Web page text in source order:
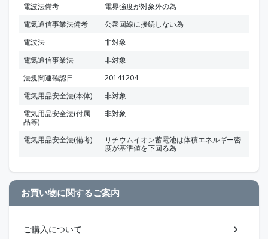
電波法備考
電界強度が対象外の為
電気通信事業法備考
公衆回線に接続しない為
電波法
非対象
電気通信事業法
非対象
法規関連確認日
20141204
電気用品安全法(本体)
非対象
電気用品安全法(付属
品等)
非対象
電気用品安全法(備考)
リチウムイオン蓄電池は体積エネルギー密
度が基準値を下回る為
お買い物に関するご案内
ご購入について